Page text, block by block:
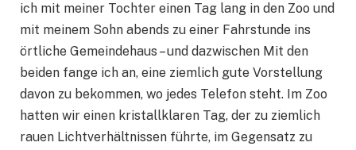
ich mit meiner Tochter einen Tag lang in den Zoo und
mit meinem Sohn abends zu einer Fahrstunde ins
örtliche Gemeindehaus – und dazwischen Mit den
beiden fange ich an, eine ziemlich gute Vorstellung
davon zu bekommen, wo jedes Telefon steht. Im Zoo
hatten wir einen kristallklaren Tag, der zu ziemlich
rauen Lichtverhältnissen führte, im Gegensatz zu